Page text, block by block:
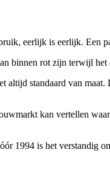
eerlijk is eerlijk. Een
binnen rot zijn terwijl
altijd standaard van
kan vertellen
1994 is het verstandig